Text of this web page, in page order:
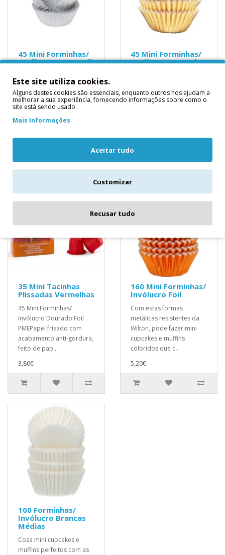
45 Mini Forminhas/
Invólucro Prata Foil
45 Mini Forminhas/
Invólucro Prata Foil
PMEPapel frisado com
feito de papel..
2,20€
45 Mini Forminhas/
Invólucro Dourado
Invólucro Dourado Foil
PMEPapel frisado com
2,20€
35 Mini Tacinhas
Plissadas Vermelhas
45 Mini Forminhas/
Invólucro Dourado Foil
PMEPapel frisado com
acabamento anti-gordura,
feito de pap..
3,80€
160 Mini Forminhas/
Invólucro Foil
Com estas formas
metálicas resistentes da
Wilton, pode fazer mini
cupcakes e muffins
coloridos que c..
5,20€
100 Forminhas/
Invólucro Brancas
Médias
Coza mini cupcakes e
muffins perfeitos com as
Este site utiliza cookies.
Alguns destes cookies são essenciais, enquanto outros nos ajudam a
melhorar a sua experiência, fornecendo informações sobre como o
site está sendo usado.
Mais Informações
Aceitar tudo
Customizar
Recusar tudo